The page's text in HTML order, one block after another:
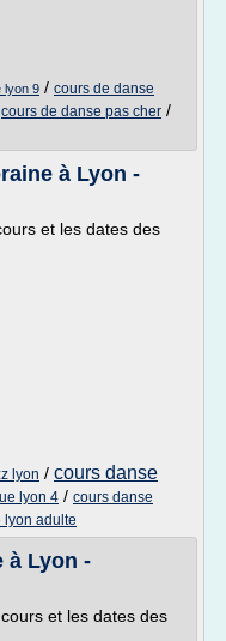
lyon 9 / cours de danse
cours de danse pas cher /
à Lyon -
et les dates des
lyon / cours danse
lyon 4 / cours danse
lyon adulte
à Lyon -
et les dates des